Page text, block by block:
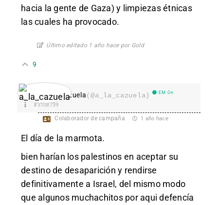
hacia la gente de Gaza) y limpiezas étnicas
las cuales ha provocado.
Último editado 1 año hace por Gold
9
a_la_cazuela(@a_la_cazuela) EM On
#3108739
Colaborador de campaña 1 año hace
El día de la marmota.
bien harían los palestinos en aceptar su
destino de desaparición y rendirse
definitivamente a Israel, del mismo modo
que algunos muchachitos por aqui defencía